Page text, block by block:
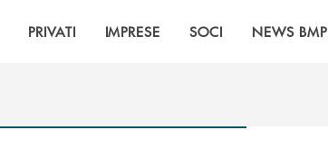
PRIVATI IMPRESE SOCI NEWS BMP